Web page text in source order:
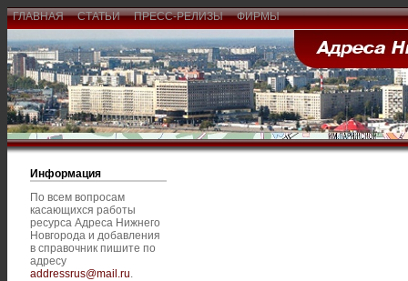
ГЛАВНАЯ СТАТЬИ ПРЕСС-РЕЛИЗЫ ФИРМЫ
Информация
По всем вопросам
касающихся работы
ресурса Адреса Нижнего
Новгорода и добавления
в справочник пишите по
адресу
addressrus@mail.ru.